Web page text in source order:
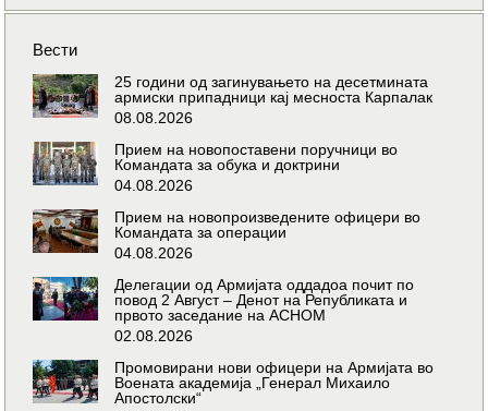
Вести
25 години од загинувањето на десетмината
армиски припадници кај месноста Карпалак
08.08.2026
Прием на новопоставени поручници во
Командата за обука и доктрини
04.08.2026
Прием на новопроизведените офицери во
Командата за операции
04.08.2026
Делегации од Армијата оддадоа почит по
повод 2 Август – Денот на Републиката и
првото заседание на АСНОМ
02.08.2026
Промовирани нови офицери на Армијата во
Воената академија „Генерал Михаило
Апостолски“